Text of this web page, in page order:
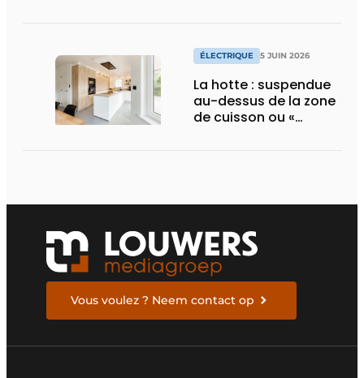
ÉLECTRIQUE 5 JUIN 2026
La hotte : suspendue
au-dessus de la zone
de cuisson ou «
Vous voulez ? Neem contact op